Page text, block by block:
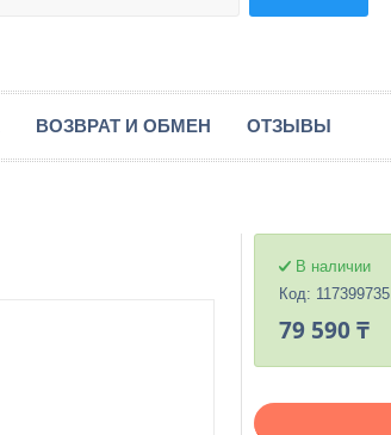
ВОЗВРАТ И ОБМЕН ОТЗЫВЫ
В наличии
Код: 117399735
79 590 ₸